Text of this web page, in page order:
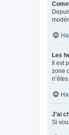
Les
Il est
zone
J’ai
Si